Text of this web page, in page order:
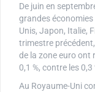
De juin en
grandes
Unis, Japon, Italie,
trimestre
de la zone euro ont
0,1 %, contre les
Au Royaume-Uni